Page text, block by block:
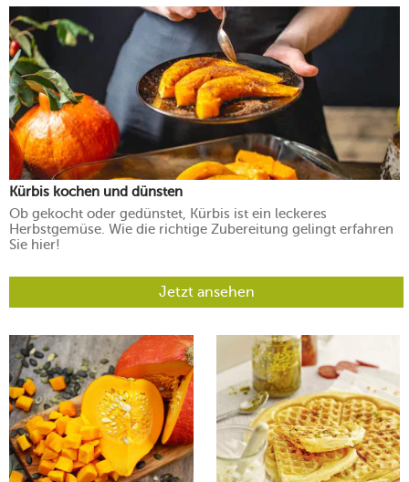
Kürbis kochen und dünsten
Ob gekocht oder gedünstet, Kürbis ist ein leckeres
Herbstgemüse. Wie die richtige Zubereitung gelingt erfahren
Sie hier!
Jetzt ansehen